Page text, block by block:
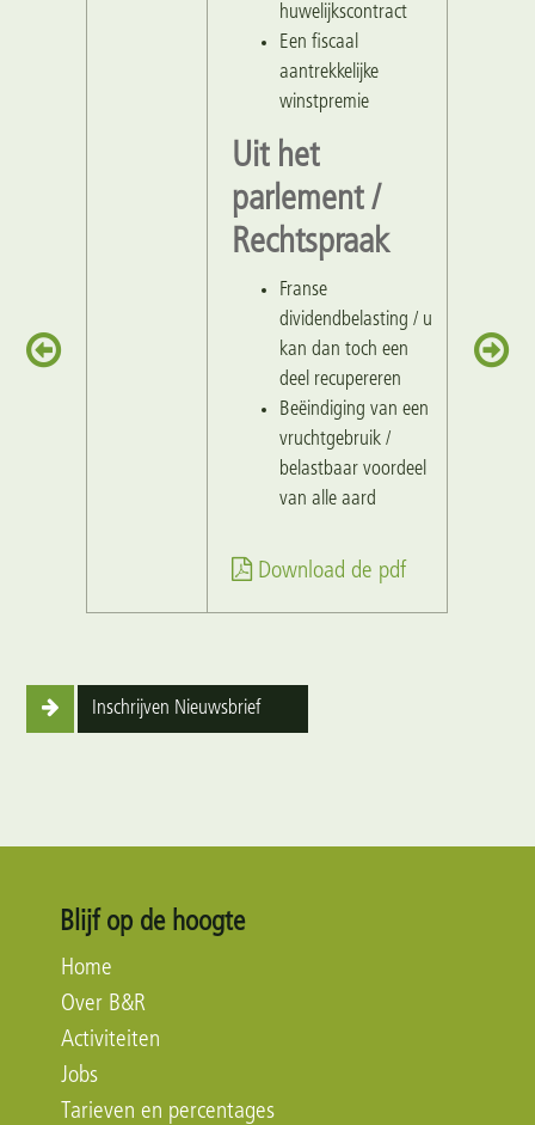
huwelijkscontract
Een fiscaal
aantrekkelijke
winstpremie
Uit het
parlement /
Rechtspraak
Franse
dividendbelasting / u
kan dan toch een
deel recupereren
Beëindiging van een
vruchtgebruik /
belastbaar voordeel
van alle aard
Download de pdf
Inschrijven Nieuwsbrief
Blijf op de hoogte
Home
Over B&R
Activiteiten
Jobs
Tarieven en percentages